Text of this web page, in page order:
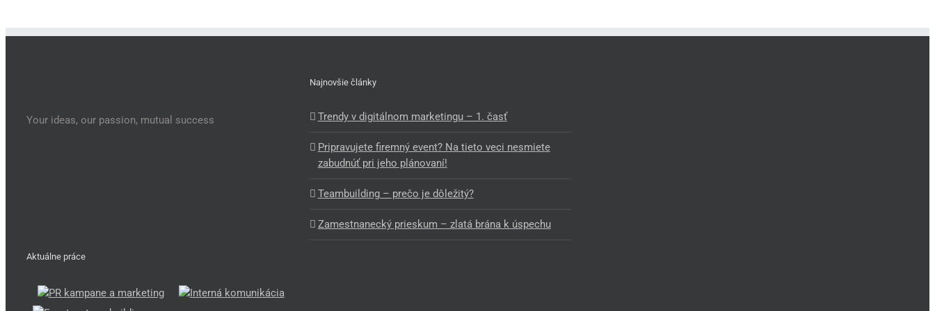
Your ideas, our passion, mutual success
Najnovšie články
Trendy v digitálnom marketingu – 1. časť
Pripravujete firemný event? Na tieto veci nesmiete
zabudnúť pri jeho plánovaní!
Teambuilding – prečo je dôležitý?
Zamestnanecký prieskum – zlatá brána k úspechu
Aktuálne práce